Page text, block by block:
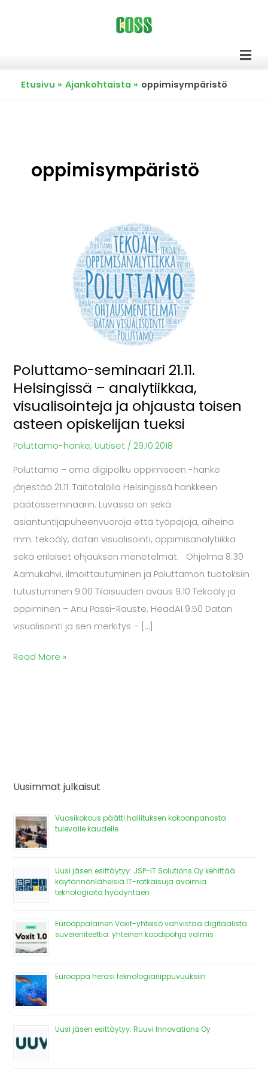
Etusivu Ajankohtaista oppimisympäristö
oppimisympäristö
Poluttamo-seminaari 21.11.
Helsingissä – analytiikkaa,
visualisointeja ja ohjausta toisen
asteen opiskelijan tueksi
Poluttamo-hanke, Uutiset / 29.10.2018
Poluttamo – oma digipolku oppimiseen -hanke
järjestää 21.11. Taitotalolla Helsingissä hankkeen
päätösseminaarin. Luvassa on sekä
asiantuntijapuheenvuoroja että työpajoja, aiheina
mm. tekoäly, datan visualisointi, oppimisanalytiikka
sekä erilaiset ohjauksen menetelmät. Ohjelma 8.30
Aamukahvi, ilmoittautuminen ja Poluttamon tuotoksiin
tutustuminen 9.00 Tilaisuuden avaus 9.10 Tekoäly ja
oppiminen – Anu Passi-Rauste, HeadAI 9.50 Datan
visualisointi ja sen merkitys – […]
ohjausta
toisen
asteen
opiskelijan
Read More »
Uusimmat julkaisut
Vuosikokous päätti hallituksen kokoonpanosta
tulevalle kaudelle
Uusi jäsen esittäytyy: JSP-IT Solutions Oy kehittää
käytännönläheisiä IT-ratkaisuja avoimia
teknologioita hyödyntäen
Eurooppalainen Voxit-yhteisö vahvistaa digitaalista
suvereniteettia: yhteinen koodipohja valmis
Eurooppa heräsi teknologiariippuvuuksiin
Uusi jäsen esittäytyy: Ruuvi Innovations Oy